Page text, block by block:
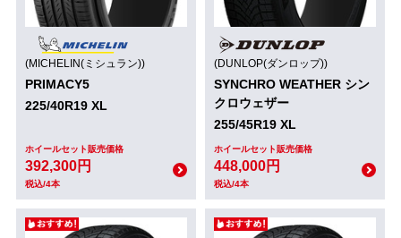
(MICHELIN(ミシュラン))
PRIMACY5
225/40R19 XL
ホイールセット販売価格
392,300円
税込/4本
(DUNLOP(ダンロップ))
SYNCHRO WEATHER シン
クロウェザー
255/45R19 XL
ホイールセット販売価格
448,000円
税込/4本